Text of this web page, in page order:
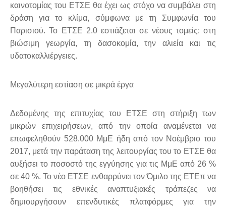
καινοτομίας του ΕΤΣΕ θα έχει ως στόχο να συμβάλει στη
δράση για το κλίμα, σύμφωνα με τη Συμφωνία του
Παρισιού. Το ΕΤΣΕ 2.0 εστιάζεται σε νέους τομείς: στη
βιώσιμη γεωργία, τη δασοκομία, την αλιεία και τις
υδατοκαλλιέργειες.
Μεγαλύτερη εστίαση σε μικρά έργα
Δεδομένης της επιτυχίας του ΕΤΣΕ στη στήριξη των
μικρών επιχειρήσεων, από την οποία αναμένεται να
επωφεληθούν 528.000 ΜμΕ ήδη από τον Νοέμβριο του
2017, μετά την παράταση της λειτουργίας του το ΕΤΣΕ θα
αυξήσει το ποσοστό της εγγύησης για τις ΜμΕ από 26 %
σε 40 %. Το νέο ΕΤΣΕ ενθαρρύνει τον Όμιλο της ΕΤΕπ να
βοηθήσει τις εθνικές αναπτυξιακές τράπεζες να
δημιουργήσουν επενδυτικές πλατφόρμες για την